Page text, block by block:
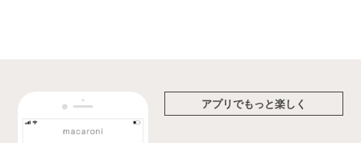
アプリでもっと楽しく